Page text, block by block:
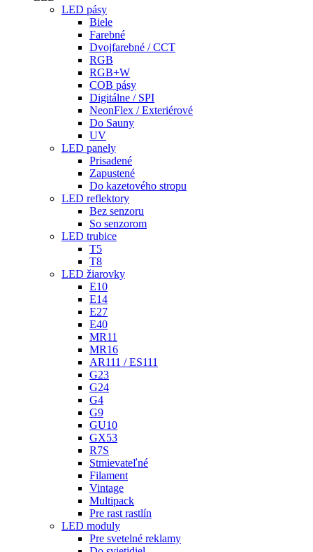
LED pásy
Biele
Farebné
Dvojfarebné / CCT
RGB
RGB+W
COB pásy
Digitálne / SPI
NeonFlex / Exteriérové
Do Sauny
UV
LED panely
Prisadené
Zapustené
Do kazetového stropu
LED reflektory
Bez senzoru
So senzorom
LED trubice
T5
T8
LED žiarovky
E10
E14
E27
E40
MR11
MR16
AR111 / ES111
G23
G24
G4
G9
GU10
GX53
R7S
Stmievateľné
Filament
Vintage
Multipack
Pre rast rastlín
LED moduly
Pre svetelné reklamy